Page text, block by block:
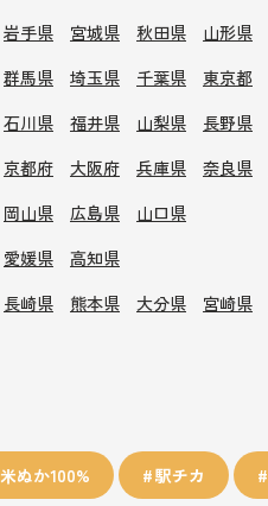
岩手県 宮城県 秋田県 山形県
群馬県 埼玉県 千葉県 東京都
石川県 福井県 山梨県 長野県
京都府 大阪府 兵庫県 奈良県
岡山県 広島県 山口県
愛媛県 高知県
長崎県 熊本県 大分県 宮崎県
米ぬか100% 駅チカ